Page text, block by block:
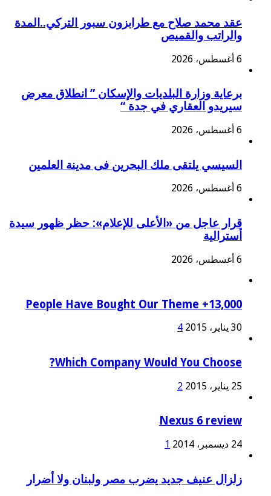
عقد محمد صلاح مع طرابزون سبور التركي..المدة
والراتب والقميص
6 أغسطس، 2026
برعاية وزارة البلديات والإسكان ” انطلاق معرض
سيريدو العقاري في جدة “
6 أغسطس، 2026
السيسي يلتقى ملك البحرين فى مدينة العلمين
6 أغسطس، 2026
قرار عاجل من «الأعلى للإعلام»: حظر ظهور سيدة
أسترالية
6 أغسطس، 2026
13,000+ People Have Bought Our Theme
30 يناير، 2015 4
Which Company Would You Choose?
25 يناير، 2015 2
Nexus 6 review
24 ديسمبر، 2014 1
زلزال عنيف جديد يضرب مصر ولبنان ولا أضرار